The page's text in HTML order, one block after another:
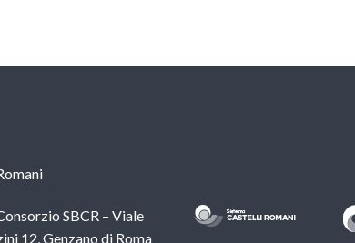
SBCR – Viale
12, Genzano di Roma